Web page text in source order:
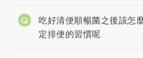
吃好清便順暢菌之後該怎
定排便的習慣呢